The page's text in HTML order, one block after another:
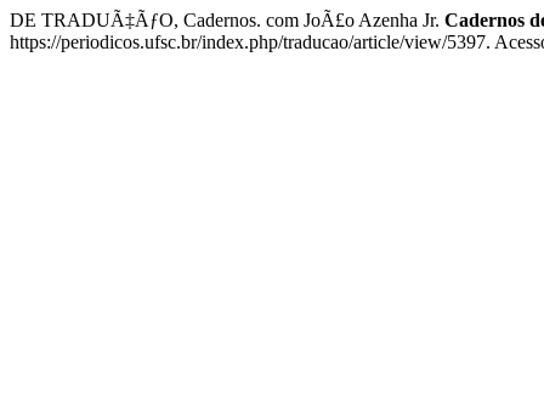
DE TRADUÃ‡ÃƒO, Cadernos. com JoÃ£o Azenha Jr. Cadernos
https://periodicos.ufsc.br/index.php/traducao/article/view/5397.